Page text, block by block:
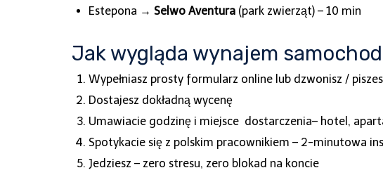
Estepona → Selwo Aventura (park zwierząt) – 10 min
Jak wygląda wynajem
Wypełniasz prosty formularz online lub dzwonisz /
Dostajesz dokładną wycenę
Umawiacie godzinę i miejsce dostarczenia– hotel,
Spotykacie się z polskim pracownikiem – 2-minutowa
Jedziesz – zero stresu, zero blokad na koncie